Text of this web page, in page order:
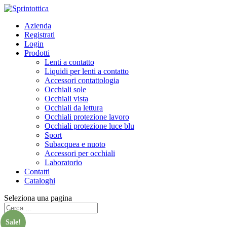
Azienda
Registrati
Login
Prodotti
Lenti a contatto
Liquidi per lenti a contatto
Accessori contattologia
Occhiali sole
Occhiali vista
Occhiali da lettura
Occhiali protezione lavoro
Occhiali protezione luce blu
Sport
Subacquea e nuoto
Accessori per occhiali
Laboratorio
Contatti
Cataloghi
Seleziona una pagina
Sale!